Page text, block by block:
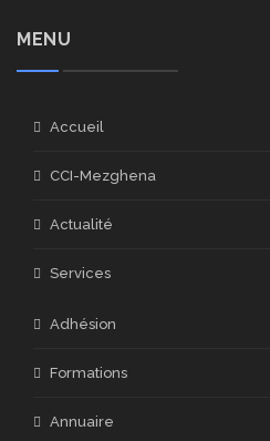
MENU
Accueil
CCI-Mezghena
Actualité
Services
Adhésion
Formations
Annuaire